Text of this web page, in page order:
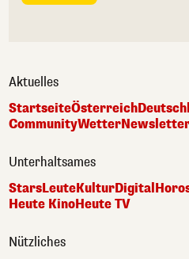
Aktuelles
StartseiteÖsterreich
CommunityWetter
Unterhaltsames
StarsLeuteKulturDigital
Heute KinoHeute TV
Nützliches